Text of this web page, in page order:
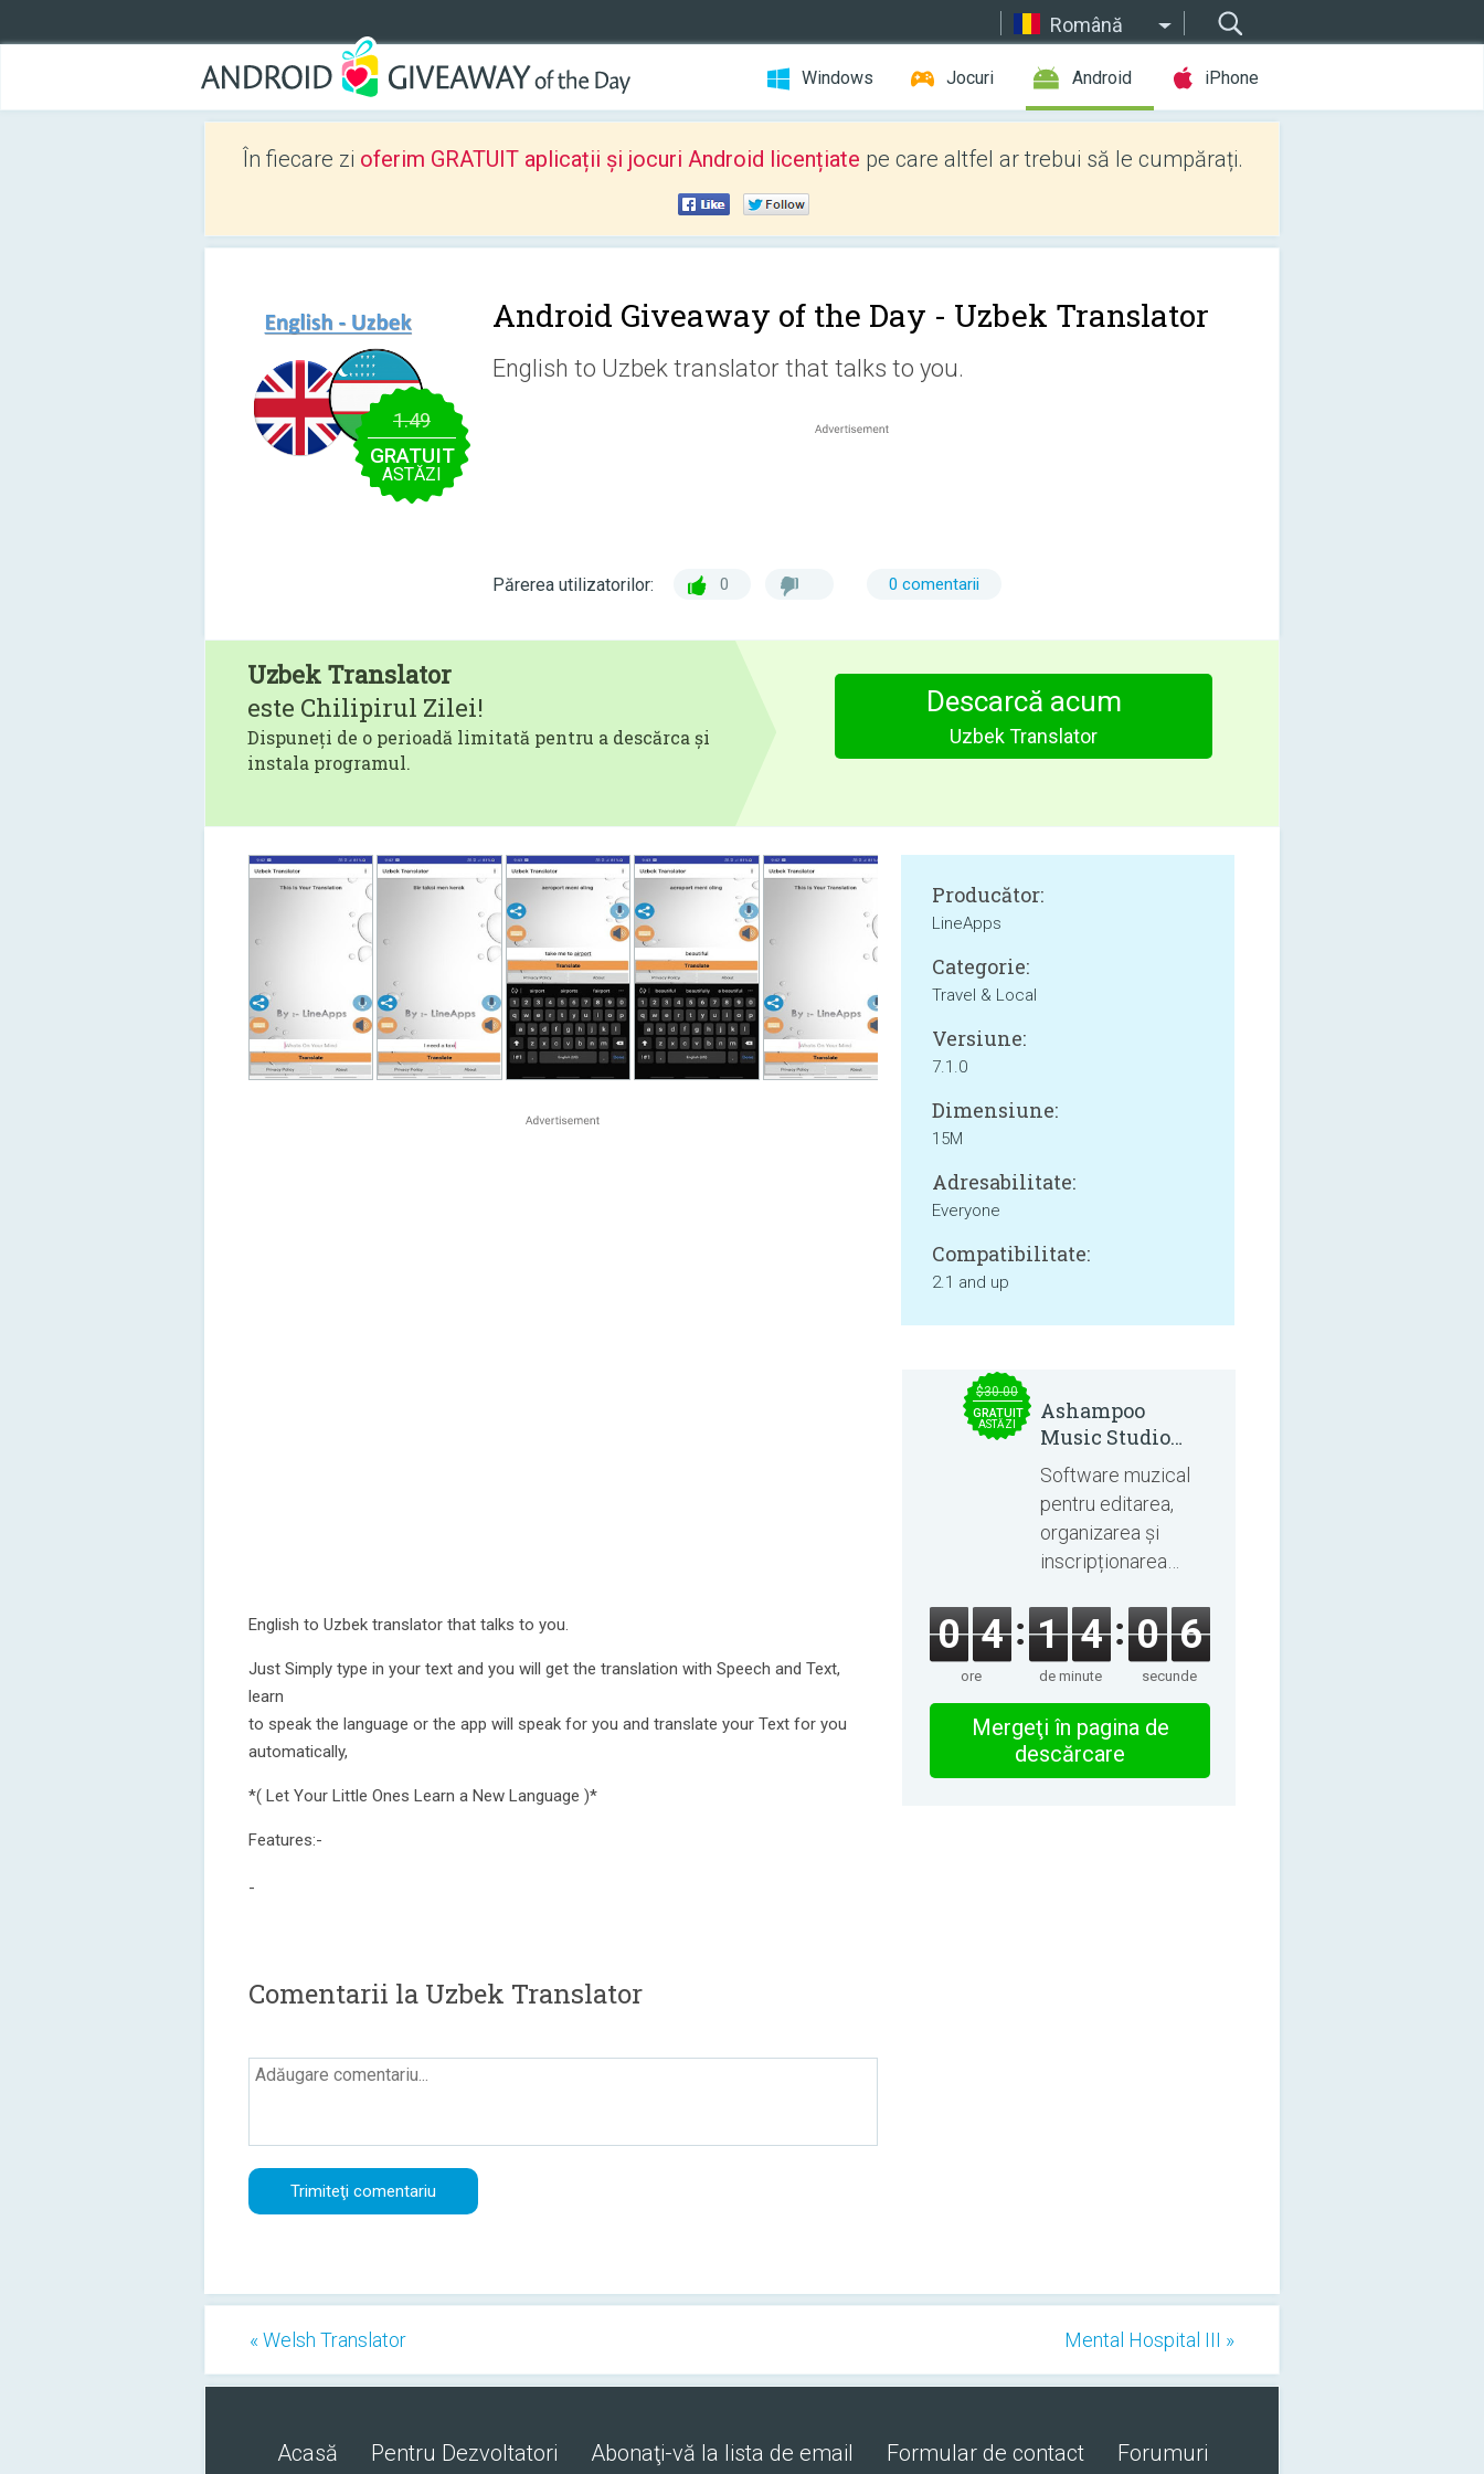
Română
Windows Jocuri Android iPhone
În fiecare zi oferim GRATUIT aplicații și jocuri Android licențiate pe care altfel ar trebui să le cumpărați.
1.49
GRATUIT
ASTĂZI
Android Giveaway of the Day - Uzbek Translator
English to Uzbek translator that talks to you.
Părerea utilizatorilor: 0 0 comentarii
Uzbek Translator
este Chilipirul Zilei!
Dispuneți de o perioadă limitată pentru a descărca și
instala programul.
Descarcă acum
Uzbek Translator
English to Uzbek translator that talks to you.
Just Simply type in your text and you will get the translation with Speech and Text,
learn
to speak the language or the app will speak for you and translate your Text for you
automatically,
*( Let Your Little Ones Learn a New Language )*
Features:-
-
Producător:
LineApps
Categorie:
Travel & Local
Versiune:
7.1.0
Dimensiune:
15M
Adresabilitate:
Everyone
Compatibilitate:
2.1 and up
Comentarii la Uzbek Translator
$30.00
GRATUIT
ASTĂZI
Ashampoo
Music Studio
2025
Software muzical
pentru editarea,
organizarea și
inscripționarea
audio.
0 4
ore
1 4
de minute
0 6
secunde
Mergeţi în pagina de
descărcare
« Welsh Translator Mental Hospital III »
Acasă Pentru Dezvoltatori Abonaţi-vă la lista de email Formular de contact Forumuri